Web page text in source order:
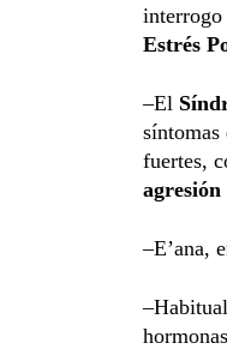
interrogo
Estrés
–El
síntomas
fuertes,
–E’ana,